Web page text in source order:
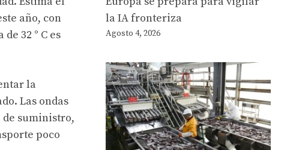
año, con
32 ° C es
la
Las ondas
suministro,
poco
la IA fronteriza
Agosto 4, 2026